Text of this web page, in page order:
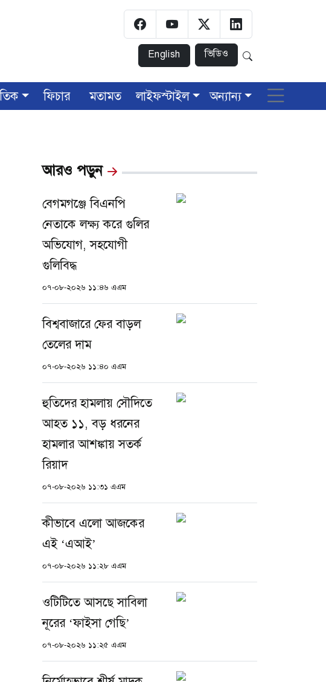
English ভিডিও
ফিচার মতামত লাইফস্টাইল অন্যান্য
আরও পড়ুন
বেগমগঞ্জে বিএনপি
নেতাকে লক্ষ্য করে গুলির
অভিযোগ, সহযোগী
গুলিবিদ্ধ
০৭-০৮-২০২৬ ১১:৪৬ এএম
বিশ্ববাজারে ফের বাড়ল
তেলের দাম
০৭-০৮-২০২৬ ১১:৪০ এএম
হুতিদের হামলায় সৌদিতে
আহত ১১, বড় ধরনের
হামলার আশঙ্কায় সতর্ক
রিয়াদ
০৭-০৮-২০২৬ ১১:৩১ এএম
কীভাবে এলো আজকের
এই ‘এআই’
০৭-০৮-২০২৬ ১১:২৮ এএম
ওটিটিতে আসছে সাবিলা
নূরের ‘ফাইসা গেছি’
০৭-০৮-২০২৬ ১১:২৫ এএম